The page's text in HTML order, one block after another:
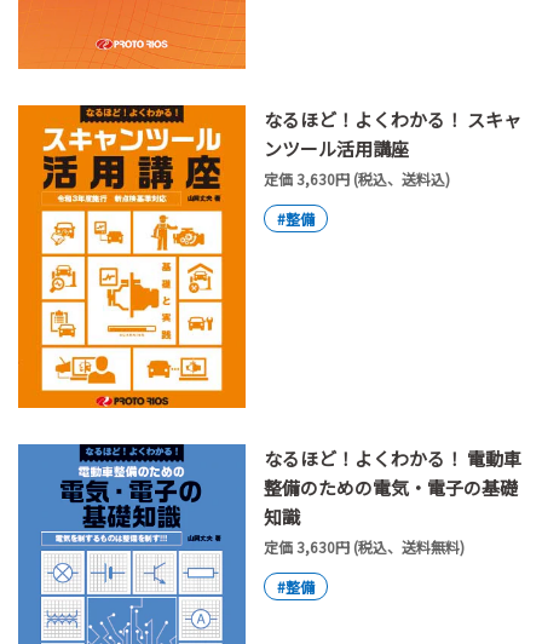
なるほど！よくわかる！ スキャ
ンツール活用講座
定価 3,630円 (税込、送料込)
#整備
なるほど！よくわかる！ 電動車
整備のための電気・電子の基礎
知識
定価 3,630円 (税込、送料無料)
#整備